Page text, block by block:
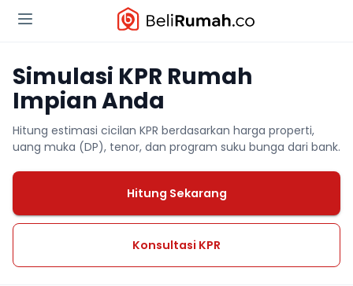
Simulasi KPR Rumah
Impian Anda
Hitung estimasi cicilan KPR berdasarkan harga properti,
uang muka (DP), tenor, dan program suku bunga dari bank.
Hitung Sekarang
Konsultasi KPR